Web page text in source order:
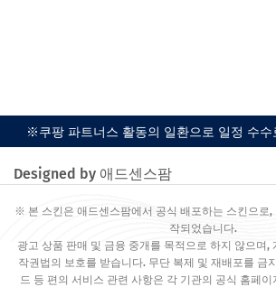
※쿠팡 파트너스 활동의 일환으로 일정 수수
Designed by 애드센스팜
※ 본 스킨은 애드센스팜에서 공식 배포하는 스킨으로,
작되었습니다.
광고 상품 판매 및 금융 중개를 목적으로 하지 않으며,
작권법의 보호를 받습니다. 무단 복제 및 재배포를 금
드 등 편의 서비스 관련 사항은 각 기관의 공식 홈페이